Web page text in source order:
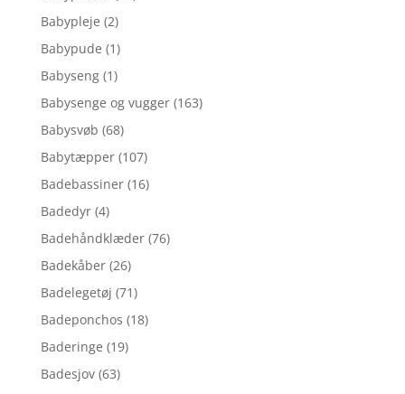
Babypleje (2)
Babypude (1)
Babyseng (1)
Babysenge og vugger (163)
Babysvøb (68)
Babytæpper (107)
Badebassiner (16)
Badedyr (4)
Badehåndklæder (76)
Badekåber (26)
Badelegetøj (71)
Badeponchos (18)
Baderinge (19)
Badesjov (63)